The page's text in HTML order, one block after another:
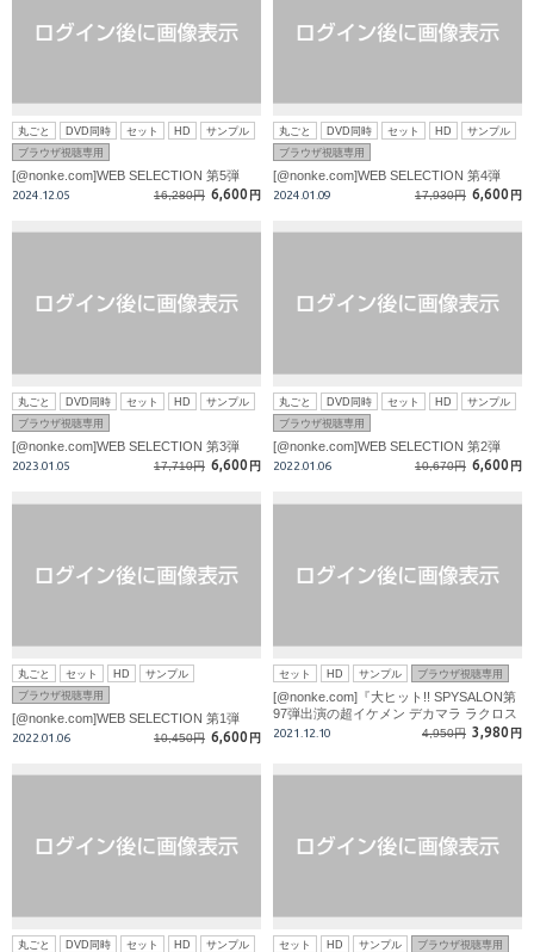
丸ごと DVD同時 セット HD
サンプル
ブラウザ視聴専用
[@nonke.com]WEB SELECTION 第5弾
2024.12.05 16,280円 6,600 円
丸ごと DVD同時 セット HD
サンプル
ブラウザ視聴専用
[@nonke.com]WEB SELECTION 第4弾
2024.01.09 17,930円 6,600 円
丸ごと DVD同時 セット HD
サンプル
ブラウザ視聴専用
[@nonke.com]WEB SELECTION 第3弾
2023.01.05 17,710円 6,600 円
丸ごと DVD同時 セット HD
サンプル
ブラウザ視聴専用
[@nonke.com]WEB SELECTION 第2弾
2022.01.06 10,670円 6,600 円
丸ごと セット HD
サンプル
ブラウザ視聴専用
[@nonke.com]WEB SELECTION 第1弾
2022.01.06 10,450円 6,600 円
セット HD サンプル ブラウザ視聴専用
[@nonke.com]『大ヒット!! SPYSALON第
97弾出演の超イケメン デカマラ ラクロス
部員 安達優一』3パートセット（発売済み
2021.12.10 4,950円 3,980 円
丸ごと DVD同時 セット HD
サンプル
セット HD サンプル ブラウザ視聴専用